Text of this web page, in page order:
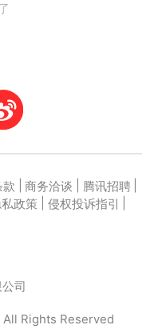
款 商务洽谈 腾讯招聘
私政策 侵权投诉指引
司
Rights Reserved